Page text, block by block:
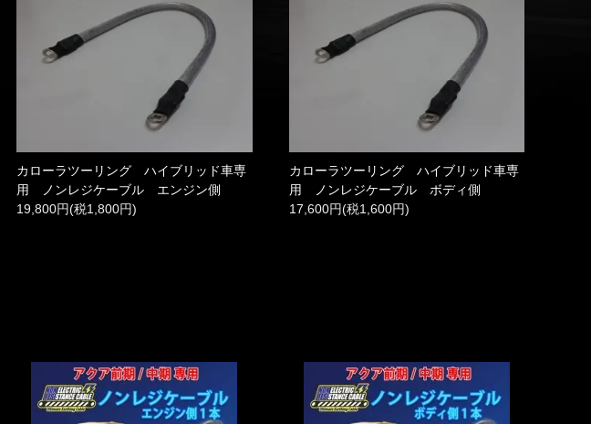
カローラツーリング ハイブリッド車専
用 ノンレジケーブル エンジン側
19,800円(税1,800円)
カローラツーリング ハイブリッド車専
用 ノンレジケーブル ボディ側
17,600円(税1,600円)